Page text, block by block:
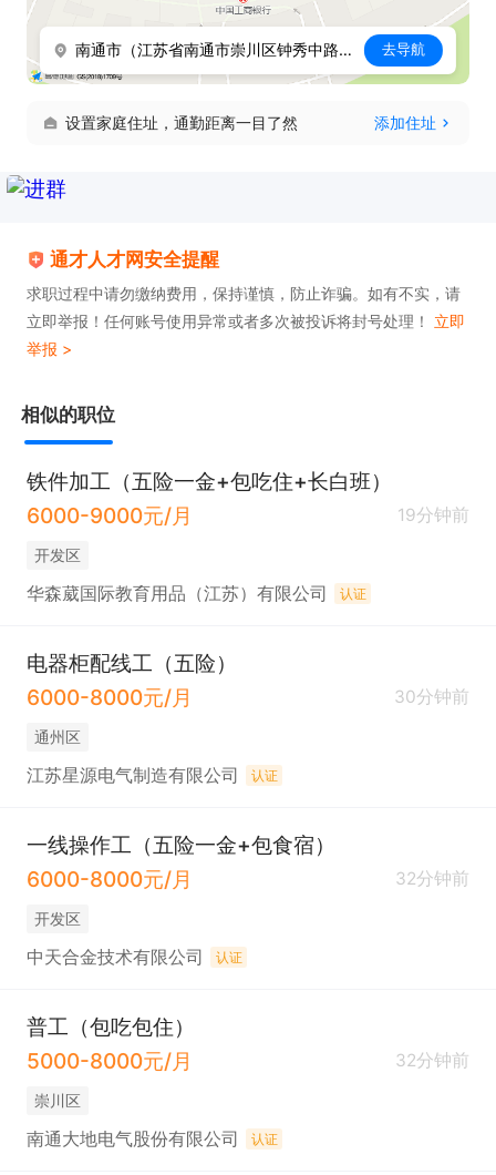
南通市（江苏省南通市崇川区钟秀中路与世伦路十字路口向北20米） 去导航
设置家庭住址，通勤距离一目了然 添加住址
通才人才网安全提醒
求职过程中请勿缴纳费用，保持谨慎，防止诈骗。如有不实，请
立即举报！任何账号使用异常或者多次被投诉将封号处理！ 立即
举报 >
相似的职位
铁件加工（五险一金+包吃住+长白班）
6000-9000元/月
19分钟前
开发区
华森葳国际教育用品（江苏）有限公司 认证
电器柜配线工（五险）
6000-8000元/月
30分钟前
通州区
江苏星源电气制造有限公司 认证
一线操作工（五险一金+包食宿）
6000-8000元/月
32分钟前
开发区
中天合金技术有限公司 认证
普工（包吃包住）
5000-8000元/月
32分钟前
崇川区
南通大地电气股份有限公司 认证